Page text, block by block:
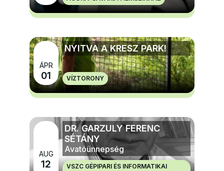
ÁPR
01
NYITVA A KRESZ PARK!
VÍZTORONY
MÉG TÖBB GYERMEK, IFJÚSÁGI ÉS CSALÁDI
PROGRAMOK
AUG
12
DR. GARZULY FERENC
SÉTÁNY
Avatóünnepség
VSZC GÉPIPARI ÉS INFORMATIKAI